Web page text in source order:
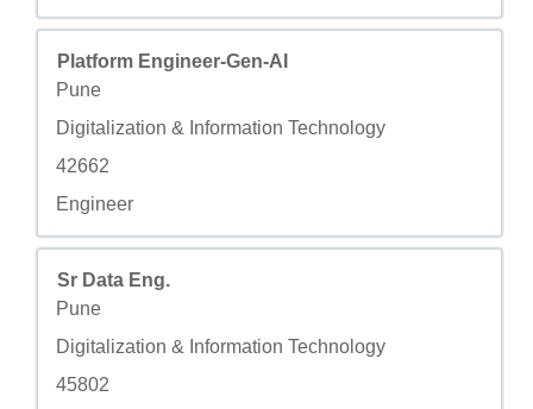
Titre
Platform Engineer-Gen-AI
Ville
Pune
Champ personnalisé 2
Digitalization & Information Technology
Champ personnalisé 3
42662
Champ personnalisé 4
Engineer
Sélectionnez avec la barre d’espacement pour afficher
Titre
Sr Data Eng.
Ville
Pune
Champ personnalisé 2
Digitalization & Information Technology
Champ personnalisé 3
45802
Sélectionnez avec la barre d’espacement pour afficher